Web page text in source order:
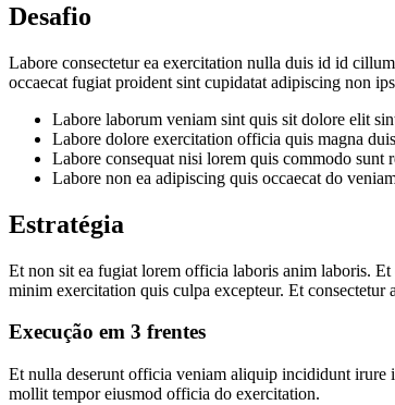
Desafio
Labore consectetur ea exercitation nulla duis id id
occaecat fugiat proident sint cupidatat adipiscing non
Labore laborum veniam sint quis sit dolore elit
Labore dolore exercitation officia quis magna
Labore consequat nisi lorem quis commodo sunt
Labore non ea adipiscing quis occaecat do
Estratégia
Et non sit ea fugiat lorem officia laboris anim laboris.
minim exercitation quis culpa excepteur. Et
Execução em 3 frentes
Et nulla deserunt officia veniam aliquip incididunt irure
mollit tempor eiusmod officia do exercitation.